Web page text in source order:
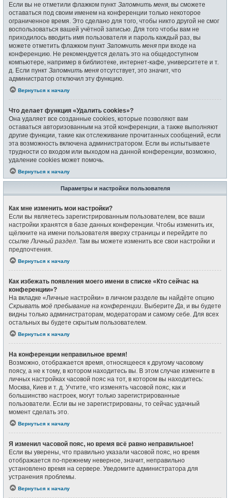
Если вы не отметили флажком пункт Запомнить меня , вы сможете
оставаться под своим именем на конференции только некоторое
ограниченное время. Это сделано для того, чтобы никто другой не смог
воспользоваться вашей учётной записью. Для того чтобы вам не
приходилось вводить имя пользователя и пароль каждый раз, вы
можете отметить флажком пункт Запомнить меня при входе на
конференцию. Не рекомендуется делать это на общедоступном
компьютере, например в библиотеке, интернет-кафе, университете и т.
д. Если пункт Запомнить меня отсутствует, это значит, что
администратор отключил эту функцию.
Вернуться к началу
Что делает функция «Удалить cookies»?
Она удаляет все созданные cookies, которые позволяют вам
оставаться авторизованным на этой конференции, а также выполняют
другие функции, такие как отслеживание прочитанных сообщений, если
эта возможность включена администратором. Если вы испытываете
трудности со входом или выходом на данной конференции, возможно,
удаление cookies может помочь.
Вернуться к началу
Параметры и настройки пользователя
Как мне изменить мои настройки?
Если вы являетесь зарегистрированным пользователем, все ваши
настройки хранятся в базе данных конференции. Чтобы изменить их,
щёлкните на имени пользователя вверху страницы и перейдите по
ссылкеЛичный раздел. Там вы можете изменить все свои настройки и
предпочтения.
Вернуться к началу
Как избежать появления моего имени в списке «Кто сейчас на
конференции»?
На вкладке «Личные настройки» в личном разделе вы найдёте опцию
Скрывать моё пребывание на конференции. ВыберитеДа, и вы будете
видны только администраторам, модераторам и самому себе. Для всех
остальных вы будете скрытым пользователем.
Вернуться к началу
На конференции неправильное время!
Возможно, отображается время, относящееся к другому часовому
поясу, а не к тому, в котором находитесь вы. В этом случае измените в
личных настройках часовой пояс на тот, в котором вы находитесь:
Москва, Киев и т. д. Учтите, что изменять часовой пояс, как и
большинство настроек, могут только зарегистрированные
пользователи. Если вы не зарегистрированы, то сейчас удачный
момент сделать это.
Вернуться к началу
Я изменил часовой пояс, но время всё равно неправильное!
Если вы уверены, что правильно указали часовой пояс, но время
отображается по-прежнему неверное, значит, неправильно
установлено время на сервере. Уведомите администратора для
устранения проблемы.
Вернуться к началу